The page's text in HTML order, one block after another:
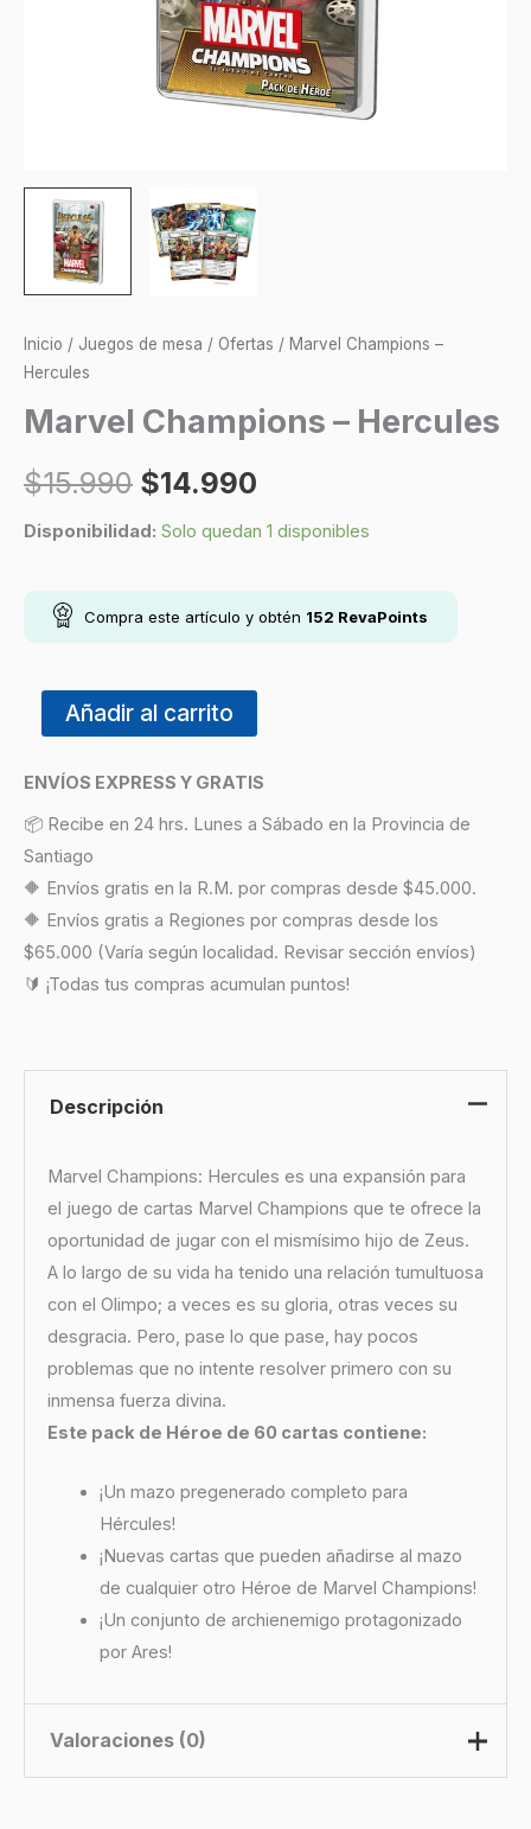
Inicio / Juegos de mesa / Ofertas / Marvel Champions –
Hercules
Marvel Champions – Hercules
$15.990 $14.990
Disponibilidad: Solo quedan 1 disponibles
Compra este artículo y obtén 152 RevaPoints
Añadir al carrito
ENVÍOS EXPRESS Y GRATIS
📦 Recibe en 24 hrs. Lunes a Sábado en la Provincia de
Santiago
🔶 Envíos gratis en la R.M. por compras desde $45.000.
🔶 Envíos gratis a Regiones por compras desde los
$65.000 (Varía según localidad. Revisar sección envíos)
🔰 ¡Todas tus compras acumulan puntos!
Descripción
Marvel Champions: Hercules es una expansión para
el juego de cartas Marvel Champions que te ofrece la
oportunidad de jugar con el mismísimo hijo de Zeus.
A lo largo de su vida ha tenido una relación tumultuosa
con el Olimpo; a veces es su gloria, otras veces su
desgracia. Pero, pase lo que pase, hay pocos
problemas que no intente resolver primero con su
inmensa fuerza divina.
Este pack de Héroe de 60 cartas contiene:
¡Un mazo pregenerado completo para
Hércules!
¡Nuevas cartas que pueden añadirse al mazo
de cualquier otro Héroe de Marvel Champions!
¡Un conjunto de archienemigo protagonizado
por Ares!
Valoraciones (0)